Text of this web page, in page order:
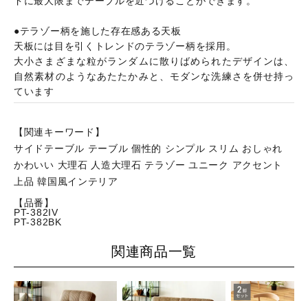
●テラゾー柄を施した存在感ある天板
天板には目を引くトレンドのテラゾー柄を採用。
大小さまざまな粒がランダムに散りばめられたデザインは、
自然素材のようなあたたかみと、モダンな洗練さを併せ持っ
ています
【関連キーワード】
サイドテーブル テーブル 個性的 シンプル スリム おしゃれ
かわいい 大理石 人造大理石 テラゾー ユニーク アクセント
上品 韓国風インテリア
【品番】
PT-382IV
PT-382BK
関連商品一覧